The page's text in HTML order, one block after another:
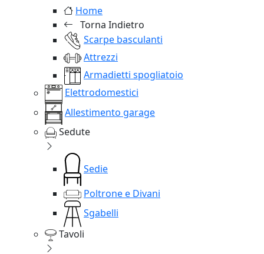
Home
Torna Indietro
Scarpe basculanti
Attrezzi
Armadietti spogliatoio
Elettrodomestici
Allestimento garage
Sedute
Sedie
Poltrone e Divani
Sgabelli
Tavoli